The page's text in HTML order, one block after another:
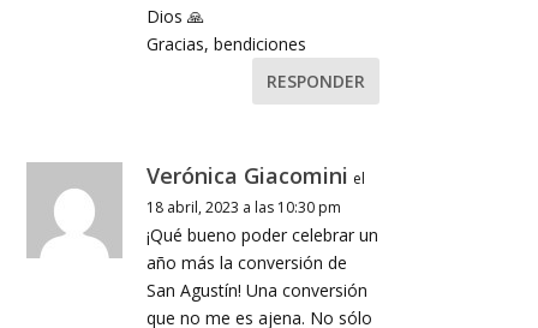
Dios 🙏
Gracias, bendiciones
RESPONDER
Verónica Giacomini el
18 abril, 2023 a las 10:30 pm
¡Qué bueno poder celebrar un
año más la conversión de
San Agustín! Una conversión
que no me es ajena. No sólo